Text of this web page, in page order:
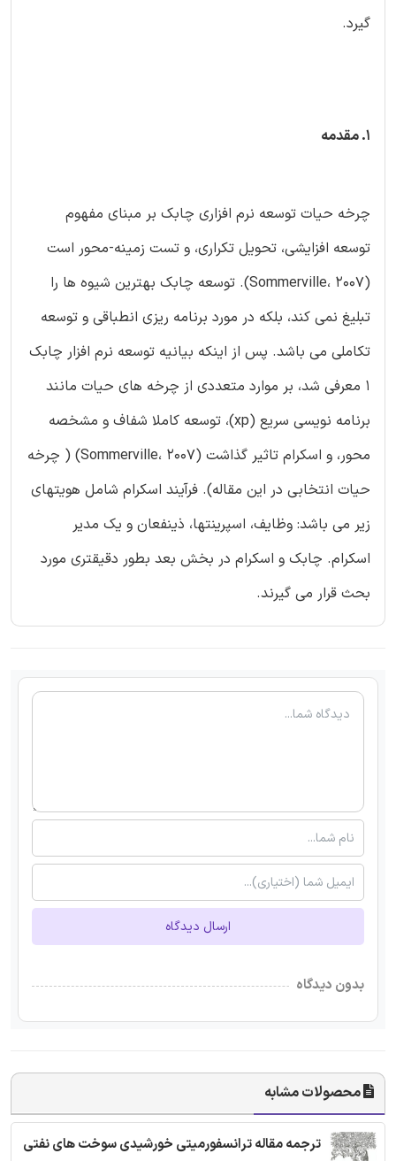
گیرد.
1. مقدمه
چرخه حیات توسعه نرم افزاری چابک بر مبنای مفهوم
توسعه افزایشی، تحویل تکراری، و تست زمینه-محور است
(Sommerville، 2007). توسعه چابک بهترین شیوه ها را
تبلیغ نمی کند، بلکه در مورد برنامه ریزی انطباقی و توسعه
تکاملی می باشد. پس از اینکه بیانیه توسعه نرم افزار چابک
1 معرفی شد، بر موارد متعددی از چرخه های حیات مانند
برنامه نویسی سریع (xp)، توسعه کاملا شفاف و مشخصه
محور، و اسکرام تاثیر گذاشت (Sommerville، 2007) ( چرخه
حیات انتخابی در این مقاله). فرآیند اسکرام شامل هویتهای
زیر می باشد: وظایف، اسپرینتها، ذینفعان و یک مدیر
اسکرام. چابک و اسکرام در بخش بعد بطور دقیقتری مورد
بحث قرار می گیرند.
ارسال دیدگاه
بدون دیدگاه
محصولات مشابه
ترجمه مقاله ترانسفورمیتی خورشیدی سوخت های نفتی